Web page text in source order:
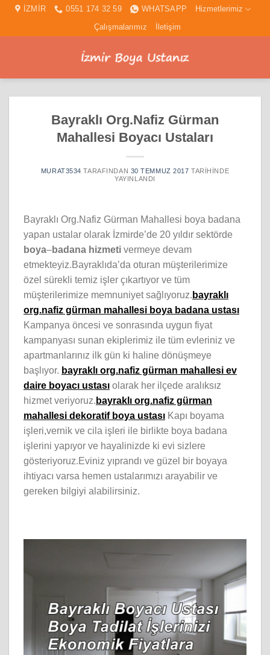
İçeriğeİZMİR 0551 174 32 59 WHATSAPP
Hizmetlerimiz
Çalışmalarımız
İletişim
Bayraklı Org.Nafiz Gürman
Mahallesi Boyacı Ustaları
MURAT3534 TARAFINDAN 30 TEMMUZ 2017 TARIHINDE
YAYINLANDI
Bayraklı Org.Nafiz Gürman Mahallesi boya badana
yapan ustalar olarak İzmirde’de 20 yıldır sektörde
boya–badana hizmeti vermeye devam
etmekteyiz.Bayraklıda’da oturan müşterilerimize
özel sürekli temiz işler çıkartıyor ve tüm
müşterilerimize memnuniyet sağlıyoruz. bayraklı
org.nafiz gürman mahallesi boya badana ustası
Kampanya öncesi ve sonrasında uygun fiyat
kampanyası sunan ekiplerimiz ile tüm evleriniz ve
apartmanlarınız ilk gün ki haline dönüşmeye
başlıyor. bayraklı org.nafiz gürman mahallesi ev
daire boyacı ustası olarak her ilçede aralıksız
hizmet veriyoruz. bayraklı org.nafiz gürman
mahallesi dekoratif boya ustası Kapı boyama
işleri,vernik ve cila işleri ile birlikte boya badana
işlerini yapıyor ve hayalinizde ki evi sizlere
gösteriyoruz.Eviniz yıprandı ve güzel bir boyaya
ihtiyacı varsa hemen ustalarımızı arayabilir ve
gereken bilgiyi alabilirsiniz.